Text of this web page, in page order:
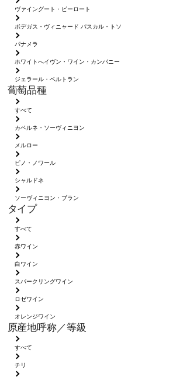
ヴァイングート・ピーロート
ボデガス・ヴィニャード パスカル・トソ
パナメラ
ホワイトへイヴン・ワイン・カンパニー
ジェラール・ベルトラン
葡萄品種
すべて
カベルネ・ソーヴィニヨン
メルロー
ピノ・ノワール
シャルドネ
ソーヴィニヨン・ブラン
タイプ
すべて
赤ワイン
白ワイン
スパークリングワイン
ロゼワイン
オレンジワイン
原産地呼称／等級
すべて
チリ